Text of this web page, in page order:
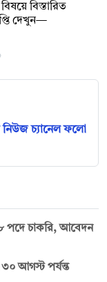
বিস্তারিত
দেখুন—
চ্যানেল ফলো
পদে চাকরি, আবেদন
আগস্ট পর্যন্ত